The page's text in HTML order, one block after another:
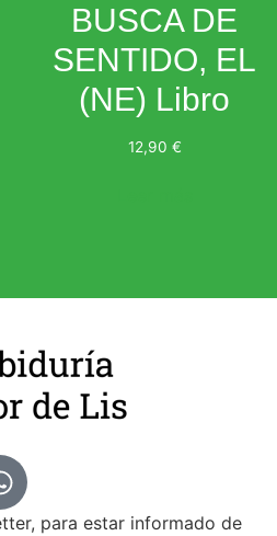
BUSCA DE
SENTIDO, EL
(NE) Libro
12,90 €
para estar informado de